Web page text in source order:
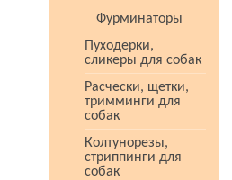
Фурминаторы
Пуходерки,
сликеры для собак
Расчески, щетки,
тримминги для
собак
Колтунорезы,
стриппинги для
собак